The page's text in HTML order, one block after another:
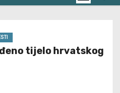
tijelo hrvatskog